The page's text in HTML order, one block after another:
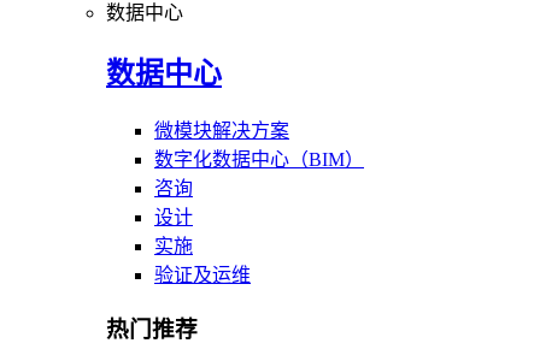
数据中心
数据中心
微模块解决方案
数字化数据中心（BIM）
咨询
设计
实施
验证及运维
热门推荐